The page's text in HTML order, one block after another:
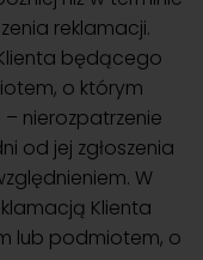
reklamacji.
będącego
o którym
– nierozpatrzenie
od jej zgłoszenia
W
Klienta
lub podmiotem, o